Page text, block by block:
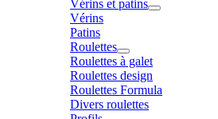
Vérins et patins
Vérins
Patins
Roulettes
Roulettes à galet
Roulettes design
Roulettes Formula
Divers roulettes